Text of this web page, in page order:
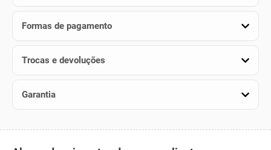
Formas de pagamento
Trocas e devoluções
Garantia